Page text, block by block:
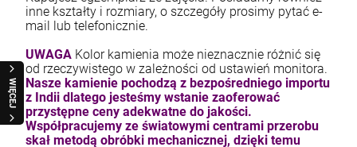
WIĘCEJ
inne kształty i rozmiary, o szczegóły prosimy pytać e-
mail lub telefonicznie.
UWAGA Kolor kamienia może nieznacznie różnić się
od rzeczywistego w zależności od ustawień monitora.
Nasze kamienie pochodzą z bezpośredniego importu
z Indii dlatego jesteśmy wstanie zaoferować
przystępne ceny adekwatne do jakości.
Współpracujemy ze światowymi centrami przerobu
skał metodą obróbki mechanicznej, dzięki temu